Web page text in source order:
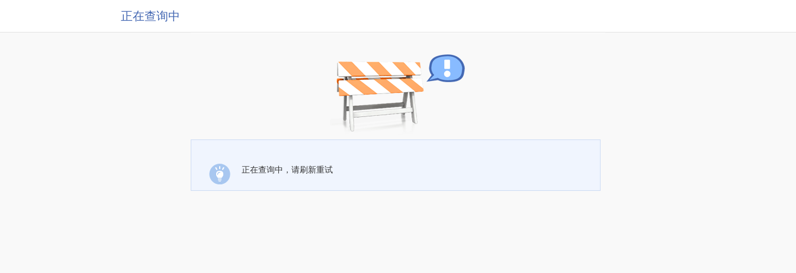
正在查询中
正在查询中，请刷新重试